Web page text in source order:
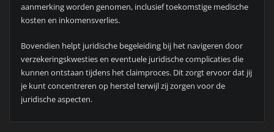
aanmerking worden genomen, inclusief toekomstige medische
kosten en inkomensverlies.
Bovendien helpt juridische begeleiding bij het navigeren door
verzekeringskwesties en eventuele juridische complicaties die
kunnen ontstaan tijdens het claimproces. Dit zorgt ervoor dat jij
je kunt concentreren op herstel terwijl zij zorgen voor de
juridische aspecten.